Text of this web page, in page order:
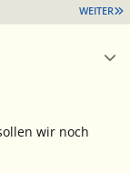
WEITER
wir noch